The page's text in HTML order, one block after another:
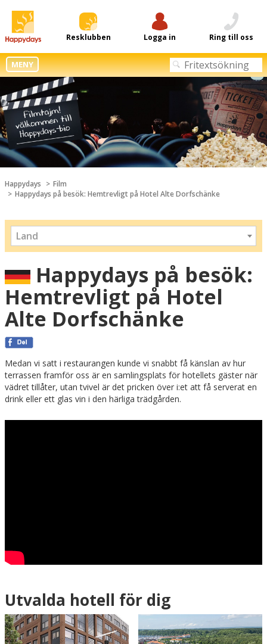
Resklubben Logga in Ring till oss
MENY
Happydays
Film
Happydays på besök: Hemtrevligt på Hotel Alte Dorfschänke
Land
Happydays på besök:
Hemtrevligt på Hotel
Alte Dorfschänke
Medan vi satt i restaurangen kunde vi snabbt få känslan av hur
terrassen framför oss är en samlingsplats för hotellets gäster när
vädret tillåter, utan tvivel är det pricken över i:et att få serverat en
drink eller ett glas vin i den härliga trädgården.
Utvalda hotell för dig